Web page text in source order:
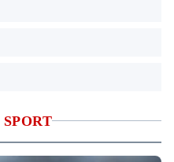
SPORT